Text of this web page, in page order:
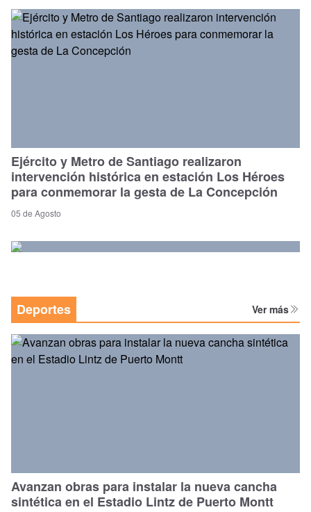
Ejército y Metro de Santiago realizaron
intervención histórica en estación Los Héroes
para conmemorar la gesta de La Concepción
05 de Agosto
Deportes Ver más
Avanzan obras para instalar la nueva cancha
sintética en el Estadio Lintz de Puerto Montt